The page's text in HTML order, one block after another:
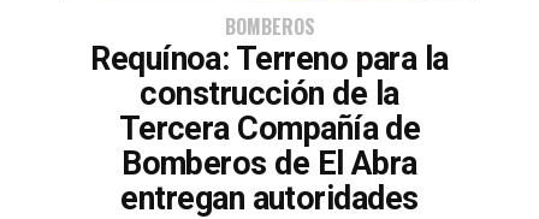
BOMBEROS
Requínoa: Terreno para la
construcción de la
Tercera Compañía de
Bomberos de El Abra
entregan autoridades